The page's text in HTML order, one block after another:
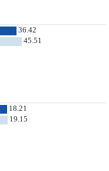
36.42
45.51
18.21
19.15